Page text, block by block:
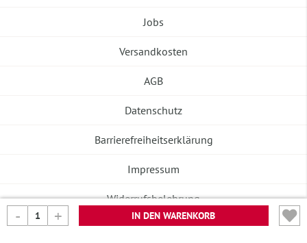
IN DEN WARENKORB
Jobs
Versandkosten
AGB
Datenschutz
Barrierefreiheitserklärung
Impressum
Widerrufsbelehrung
Vertrag widerrufen